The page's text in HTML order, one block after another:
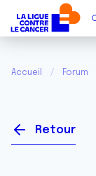
Accueil Forum
Retour